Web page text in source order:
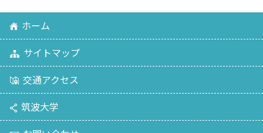
ホーム
サイトマップ
交通アクセス
筑波大学